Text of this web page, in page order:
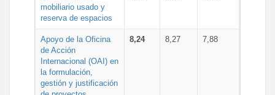
mobiliario usado y
reserva de espacios
Apoyo de la Oficina
de Acción
Internacional (OAI) en
la formulación,
gestión y justificación
8,24 8,27 7,88